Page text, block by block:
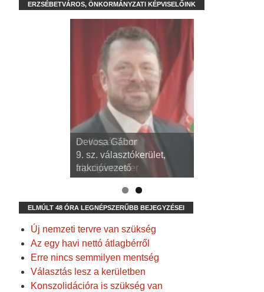
ERZSÉBETVÁROS, ÖNKORMÁNYZATI KÉPVISELŐINK
dr. Kispál Tibor
3. sz. választókerület,
alpolgármester
Devosa Gábor
9. sz. választókerület,
frakcióvezető
ELMÚLT 48 ÓRA LEGNÉPSZERŰBB BEJEGYZÉSEI
Új nemzeti tervre van szükség
Az egy havi nettó átlagbérről
Erre nincs semmilyen mentség
Választás lesz a kerületben
Konszolidációra is szükség van